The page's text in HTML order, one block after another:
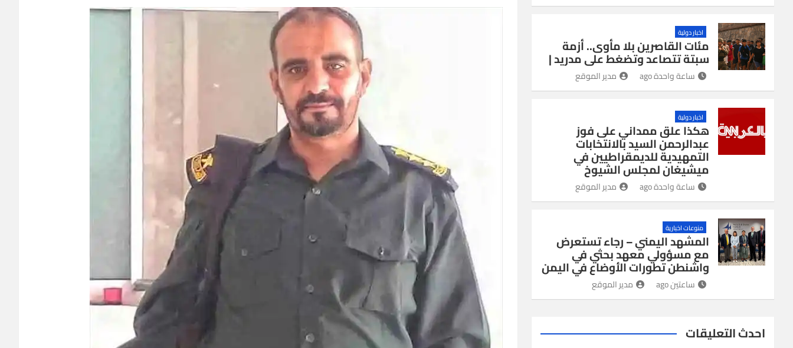
اخبار دولية
مئات القاصرين بلا مأوى.. أزمة
سبتة تتصاعد وتضغط على مدريد |
ساعة واحدة ago مدير الموقع
اخبار دولية
هكذا علق ممداني على فوز
عبدالرحمن السيد بالانتخابات
التمهيدية للديمقراطيين في
ميشيغان لمجلس الشيوخ
ساعة واحدة ago مدير الموقع
منوعات اخبارية
المشهد اليمني – رجاء تستعرض
مع مسؤولي معهد بحثي في
واشنطن تطورات الأوضاع في اليمن
ساعتين ago مدير الموقع
احدث التعليقات